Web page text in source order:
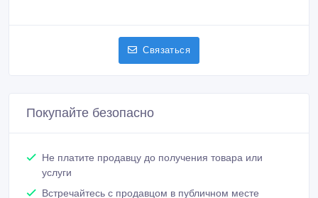
Связаться
Покупайте безопасно
Не платите продавцу до получения товара или
услуги
Встречайтесь с продавцом в публичном месте